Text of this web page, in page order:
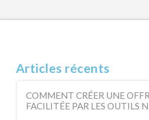
Articles récents
COMMENT CRÉER UNE
FACILITÉE PAR LES OUTILS